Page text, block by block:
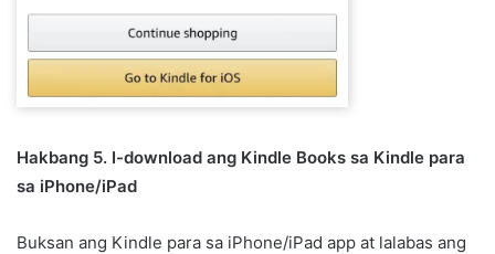
Hakbang 5. I-download ang Kindle Books sa Kindle para
sa iPhone/iPad
Buksan ang Kindle para sa iPhone/iPad app at lalabas ang